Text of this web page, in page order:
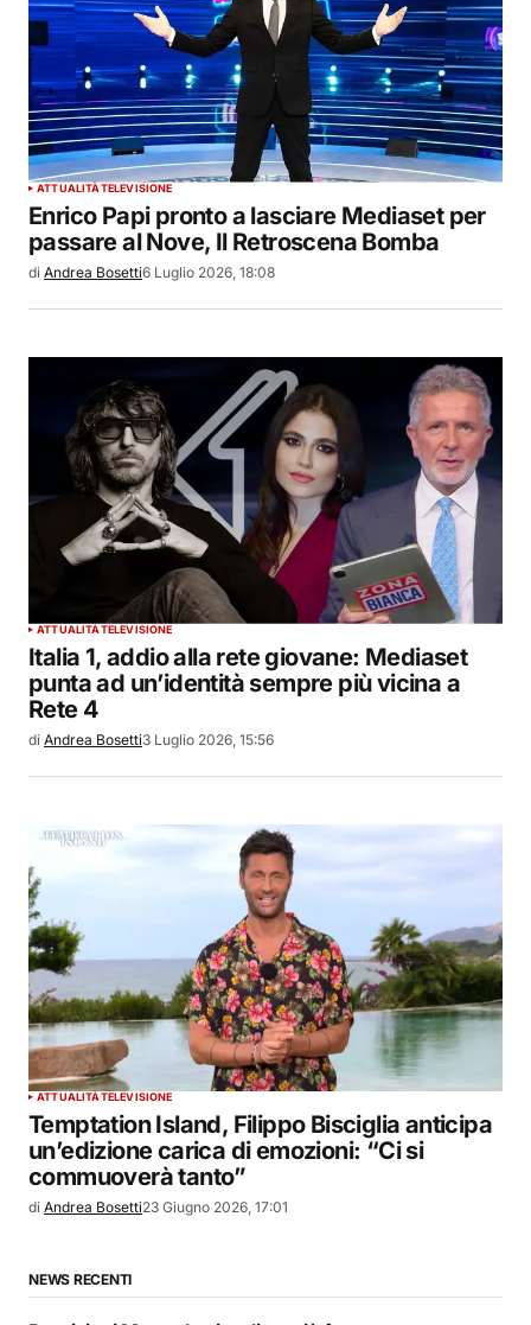
ATTUALITÀTELEVISIONE
Enrico Papi pronto a lasciare Mediaset per
passare al Nove, Il Retroscena Bomba
di Andrea Bosetti6 Luglio 2026, 18:08
ATTUALITÀTELEVISIONE
Italia 1, addio alla rete giovane: Mediaset
punta ad un’identità sempre più vicina a
Rete 4
di Andrea Bosetti3 Luglio 2026, 15:56
ATTUALITÀTELEVISIONE
Temptation Island, Filippo Bisciglia anticipa
un’edizione carica di emozioni: “Ci si
commuoverà tanto”
di Andrea Bosetti23 Giugno 2026, 17:01
NEWS RECENTI